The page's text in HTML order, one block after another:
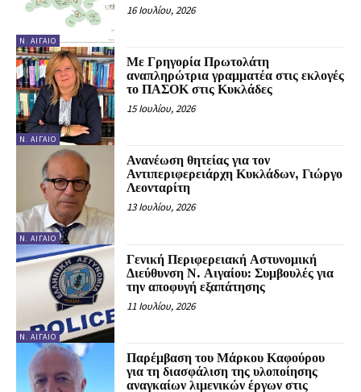
Ν. ΑΙΓΑΊΟ
16 Ιουλίου, 2026
Ν. ΑΙΓΑΊΟ
Με Γρηγορία Πρωτολάτη
αναπληρώτρια γραμματέα στις εκλογές
το ΠΑΣΟΚ στις Κυκλάδες
15 Ιουλίου, 2026
Ν. ΑΙΓΑΊΟ
Ανανέωση θητείας για τον
Αντιπεριφερειάρχη Κυκλάδων, Γιώργο
Λεονταρίτη
13 Ιουλίου, 2026
Ν. ΑΙΓΑΊΟ
Γενική Περιφερειακή Αστυνομική
Διεύθυνση Ν. Αιγαίου: Συμβουλές για
την αποφυγή εξαπάτησης
11 Ιουλίου, 2026
Παρέμβαση του Μάρκου Καφούρου
για τη διασφάλιση της υλοποίησης
αναγκαίων λιμενικών έργων στις